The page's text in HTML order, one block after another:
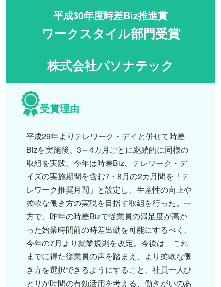
平成30年度時差Biz推進賞
ワークスタイル部門受賞
株式会社パソナテック
受賞理由
平成29年よりテレワーク・デイと併せて時差
Bizを実施後、3～4カ月ごとに継続的に同様の
取組を実践。今年は時差Biz、テレワーク・デ
イズの実施期間を含む7・8月の2カ月間を「テ
レワーク推奨月間」と設定し、生産性の向上や
柔軟な働き方の実現を目指す取組を行った。一
方で、昨年の時差Bizで従業員の満足度が高か
った始業時間前の時差出勤を可能にするべく、
今年の7月より就業規則を改定。今後は、これ
までに得た従業員の声を踏まえ、より柔軟な働
き方を選択できるようにすること、社員一人ひ
とりが時間の有効活用を考える、働きがいのあ